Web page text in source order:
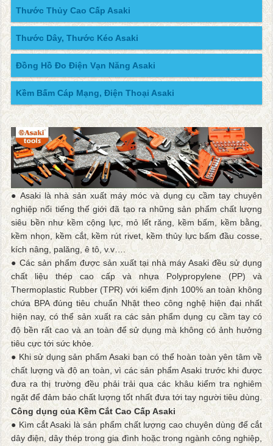
Thước Thủy Cao Cấp Asaki
Thước Dây, Thước Kéo Asaki
Đồng Hồ Đo Điện Vạn Năng Asaki
Kềm Bấm Cáp Mạng, Điện Thoại Asaki
● Asaki là nhà sản xuất máy móc và dụng cụ cầm tay chuyên
nghiệp nổi tiếng thế giới đã tạo ra những sản phẩm chất lượng
siêu bền như kềm cộng lực, mỏ lết răng, kềm bấm, kềm bằng,
kềm nhọn, kềm cắt, kềm rút rivet, kềm thủy lực bấm đầu cosse,
kích nâng, palăng, ê tô, v.v….
● Các sản phẩm được sản xuất tại nhà máy Asaki đều sử dụng
chất liệu thép cao cấp và nhựa Polypropylene (PP) và
Thermoplastic Rubber (TPR) với kiểm định 100% an toàn không
chứa BPA đúng tiêu chuẩn Nhật theo công nghệ hiện đại nhất
hiện nay, có thể sản xuất ra các sản phẩm dụng cụ cầm tay có
độ bền rất cao và an toàn để sử dụng mà không có ảnh hưởng
tiêu cực tới sức khỏe.
● Khi sử dụng sản phẩm Asaki bạn có thể hoàn toàn yên tâm về
chất lượng và độ an toàn, vì các sản phẩm Asaki trước khi được
đưa ra thị trường đều phải trải qua các khâu kiểm tra nghiêm
ngặt để đảm bảo chất lượng tốt nhất đưa tới tay người tiêu dùng.
Công dụng của Kềm Cắt Cao Cấp Asaki
● Kìm cắt Asaki là sản phẩm chất lượng cao chuyên dùng để cắt
dây điện, dây thép trong gia đình hoặc trong ngành công nghiệp,